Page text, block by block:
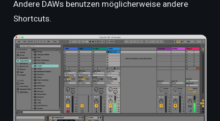
Andere DAWs benutzen möglicherweise andere
Shortcuts.